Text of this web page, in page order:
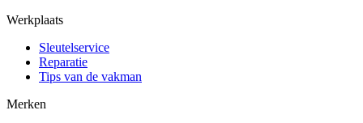
Werkplaats
Sleutelservice
Reparatie
Tips van de vakman
Merken